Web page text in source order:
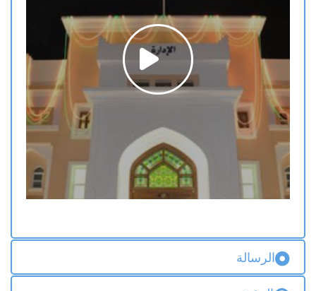
الرسالة